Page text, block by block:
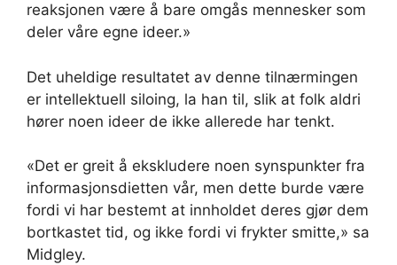
reaksjonen være å bare omgås mennesker som
deler våre egne ideer.»
Det uheldige resultatet av denne tilnærmingen
er intellektuell siloing, la han til, slik at folk aldri
hører noen ideer de ikke allerede har tenkt.
«Det er greit å ekskludere noen synspunkter fra
informasjonsdietten vår, men dette burde være
fordi vi har bestemt at innholdet deres gjør dem
bortkastet tid, og ikke fordi vi frykter smitte,» sa
Midgley.